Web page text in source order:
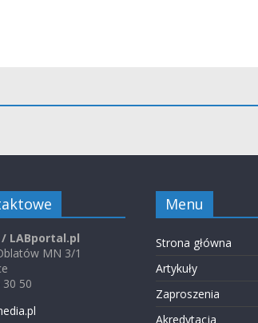
/ LABportal.pl
MN 3/1
50
Menu
Strona główna
Artykuły
Zaproszenia
Akredytacja